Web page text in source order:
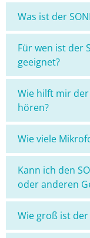
Was ist der
Für wen ist der
geeignet?
Wie hilft mir der
hören?
Wie viele
Kann ich den
oder anderen
Wie groß ist der